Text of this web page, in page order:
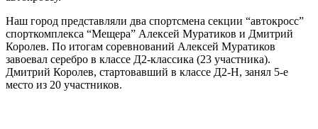
Наш город представляли два спортсмена секции “автокросс”
спорткомплекса “Мещера” Алексей Муратиков и Дмитрий
Королев. По итогам соревнований Алексей Муратиков
завоевал серебро в классе Д2-классика (23 участника).
Дмитрий Королев, стартовавший в классе Д2-Н, занял 5-е
место из 20 участников.